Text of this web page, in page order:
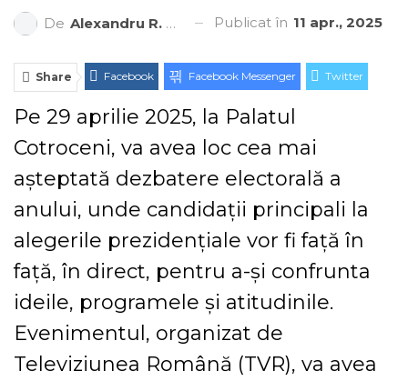
De Alexandru R. Cantemir Publicat în 11 apr., 2025
Share Facebook Facebook Messenger Twitter
ReddIt Linkedin Telegram
E-mail Print
Pe 29 aprilie 2025, la Palatul
Cotroceni, va avea loc cea mai
așteptată dezbatere electorală a
anului, unde candidații principali la
alegerile prezidențiale vor fi față în
față, în direct, pentru a-și confrunta
ideile, programele și atitudinile.
Evenimentul, organizat de
Televiziunea Română (TVR), va avea